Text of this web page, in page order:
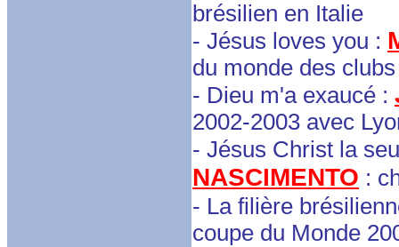
brésilien en Italie
- Jésus loves you :
du monde des
- Dieu m'a exaucé :
2002-2003 avec
- Jésus Christ la
NASCIMENTO :
- La filière
coupe du Monde